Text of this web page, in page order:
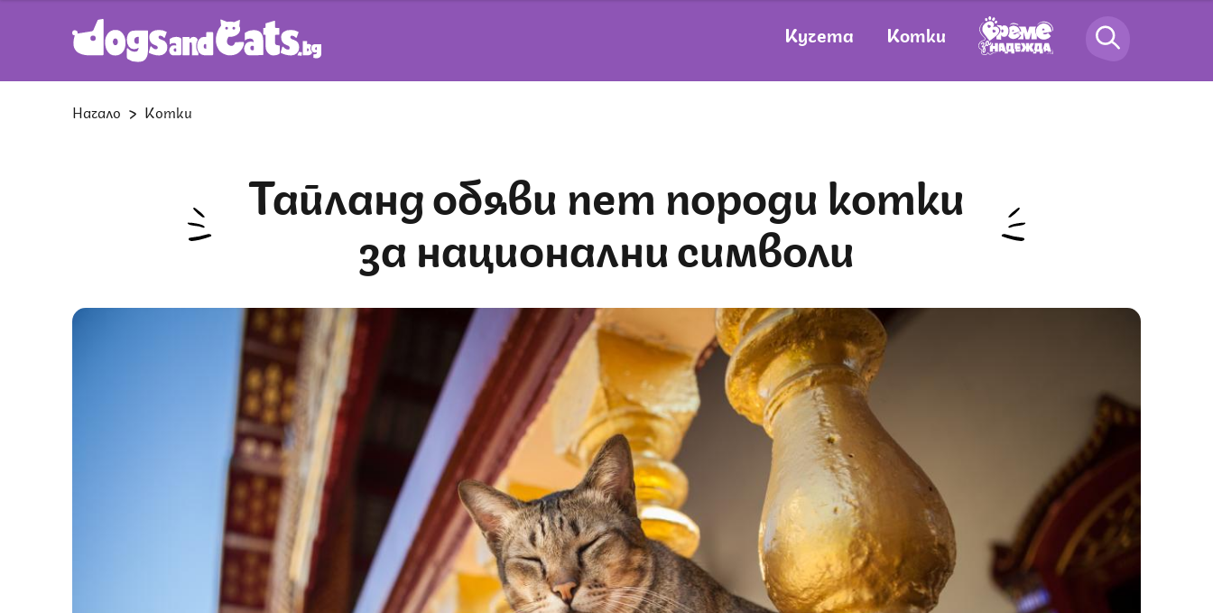
Кучета Котки
Начало Котки
Тайланд обяви пет породи котки
за национални символи